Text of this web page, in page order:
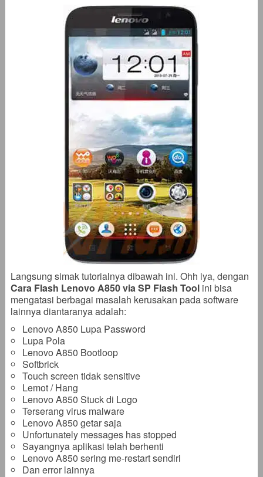
Langsung simak tutorialnya dibawah ini. Ohh iya, dengan
Cara Flash Lenovo A850 via SP Flash Toolini bisa
mengatasi berbagai masalah kerusakan pada software
lainnya diantaranya adalah:
Lenovo A850 Lupa Password
Lupa Pola
Lenovo A850 Bootloop
Softbrick
Touch screen tidak sensitive
Lemot / Hang
Lenovo A850 Stuck di Logo
Terserang virus malware
Lenovo A850 getar saja
Unfortunately messages has stopped
Sayangnya aplikasi telah berhenti
Lenovo A850 sering me-restart sendiri
Dan error lainnya